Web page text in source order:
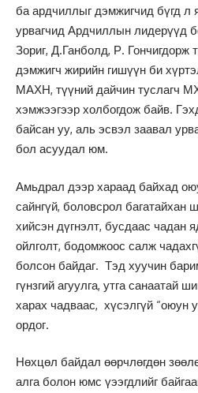
ба ардчиллыг дэмжигчид бүгд л
урвагчид Ардчиллын лидерүүд
Зориг, Д.Ганболд, Р. Гончигдорж
дэмжигч жирийн гишүүн би
МАХН, түүний дайчин туслагч
хэмжээгээр холбогдож байв.
байсан уу, аль эсвэл заавал
бол асуудал юм.
Амьдрал дээр хараад байхад
сайнгүй, боловсрол багатайхан
хийсэн дүгнэлт, бусдаас чадан
ойлголт, бодомжоос салж
болсон байдаг. Тэд хуучин
гүнзгий агуулга, утга санаатай
харах чадваас, хүсэлгүй “оюун
ордог.
Нөхцөл байдал өөрчлөгдөн
алга болон юмс үээгдлийг